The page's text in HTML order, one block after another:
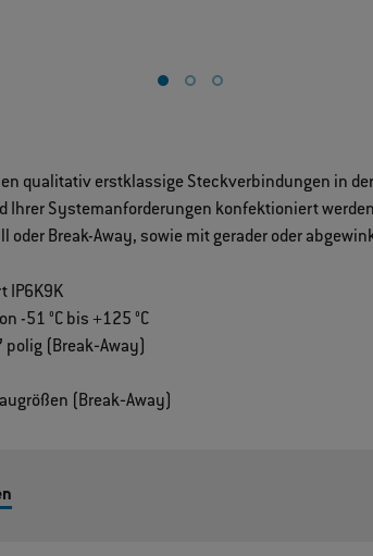
qualitativ erstklassige Steckverbindungen in
Systemanforderungen konfektioniert werden.
oder Break-Away, sowie mit gerader oder
IP6K9K
-51 °C bis +125 °C
(Break‐Away)
(Break‐Away)